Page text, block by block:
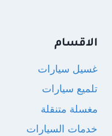
الاقسام
غسيل سيارات
تلميع سيارات
مغسلة متنقلة
خدمات السيارات